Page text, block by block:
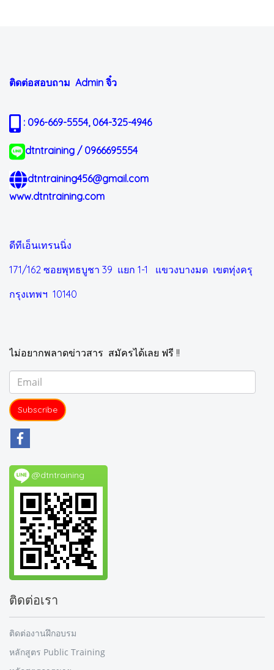
ติดต่อสอบถาม Admin จิ๋ว
: 096-669-5554, 064-325-4946
dtntraining / 0966695554
dtntraining456@gmail.com
www.dtntraining.com
ดีทีเอ็นเทรนนิ่ง
171/162 ซอยพุทธบูชา 39 แยก 1-1 แขวงบางมด เขตทุ่งครุ
กรุงเทพฯ 10140
ไม่อยากพลาดข่าวสาร สมัครได้เลย ฟรี !!
Subscribe
@dtntraining
ติดต่อเรา
ติดต่องานฝึกอบรม
หลักสูตร Public Training